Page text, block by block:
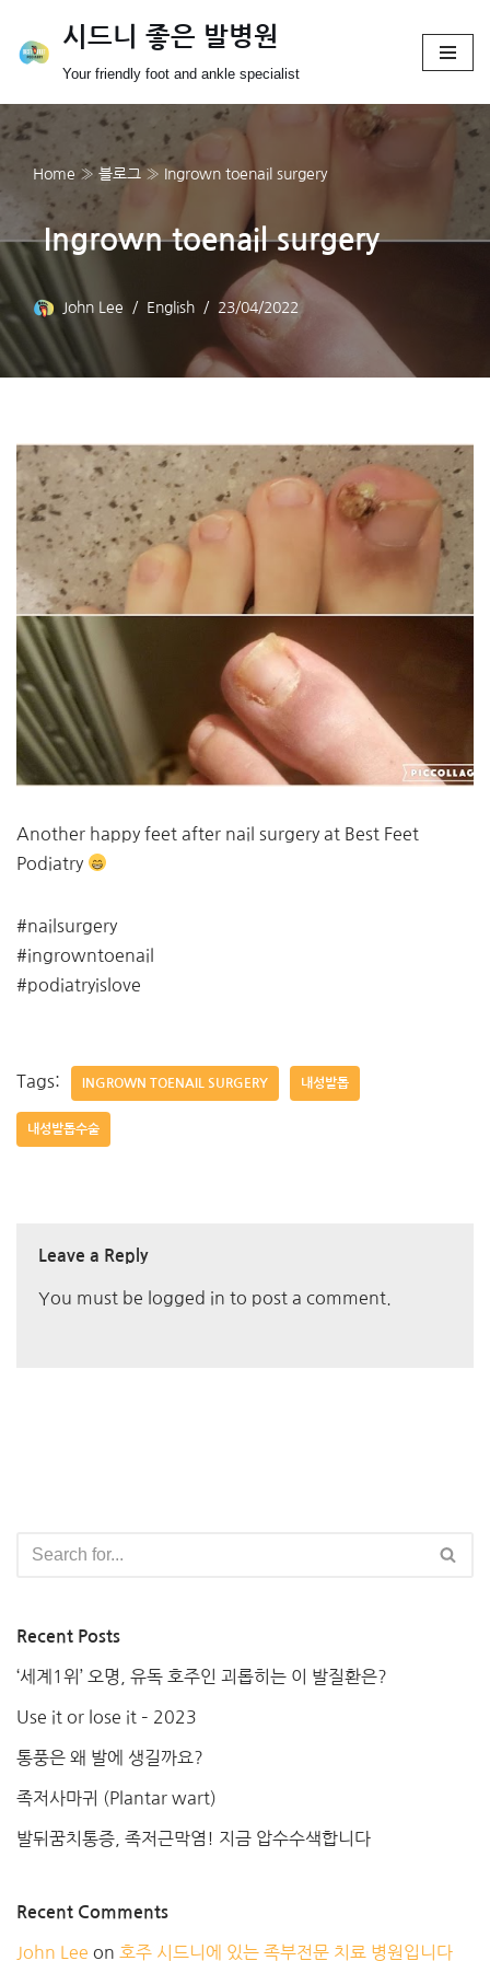
Skip
content
시드니 좋은 발병원
Your friendly foot and ankle specialist
Home » 블로그 » Ingrown toenail surgery
Ingrown toenail surgery
John Lee English 23/04/2022
Another happy feet after nail surgery at Best Feet
Podiatry
#nailsurgery
#ingrowntoenail
#podiatryislove
Tags: INGROWN TOENAIL SURGERY 내성발톱
내성발톱수술
Leave a Reply
You must be logged in to post a comment.
Recent Posts
‘세계1위’ 오명, 유독 호주인 괴롭히는 이 발질환은?
Use it or lose it – 2023
통풍은 왜 발에 생길까요?
족저사마귀 (Plantar wart)
발뒤꿈치통증, 족저근막염! 지금 압수수색합니다
Recent Comments
John Lee on 호주 시드니에 있는 족부전문 치료 병원입니다